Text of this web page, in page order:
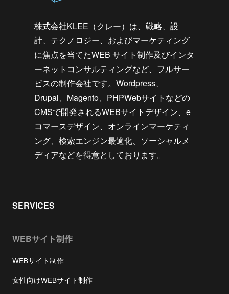
株式会社KLEE（クレー）は、戦略、設
計、テクノロジー、およびマーケティング
に焦点を当てたWEB サイト制作及びインタ
ーネットコンサルティングなど、フルサー
ビスの制作会社です。Wordpress、
Drupal、Magento、PHPWebサイトなどの
CMSで開発されるWEBサイトデザイン、e
コマースデザイン、オンラインマーケティ
ング、検索エンジン最適化、ソーシャルメ
ディアなどを得意としております。
SERVICES
WEBサイト制作
WEBサイト制作
女性向けWEBサイト制作